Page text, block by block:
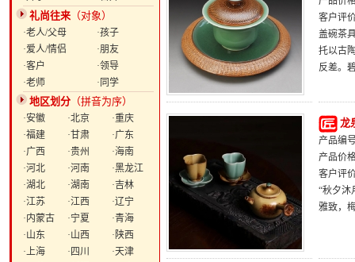
礼尚往来 （对象）
·老人/父母
·孩子
·爱人/情侣
·朋友
·客户
·领导
·老师
·同学
地区划分 （拼音为序）
·安徽 ·北京
·重庆
·福建
·甘肃
·广东
·广西
·贵州
·海南
·河北
·河南
·黑龙江
·湖北
·湖南
·吉林
·江苏
·江西
·辽宁
·内蒙古
·宁夏
·青海
·山东
·山西
·陕西
·上海
·四川
·天津
客户评
盖碗茶
托以古
反差。
龙
产品编
产品价
客户评
“秋夕沐
雅致，